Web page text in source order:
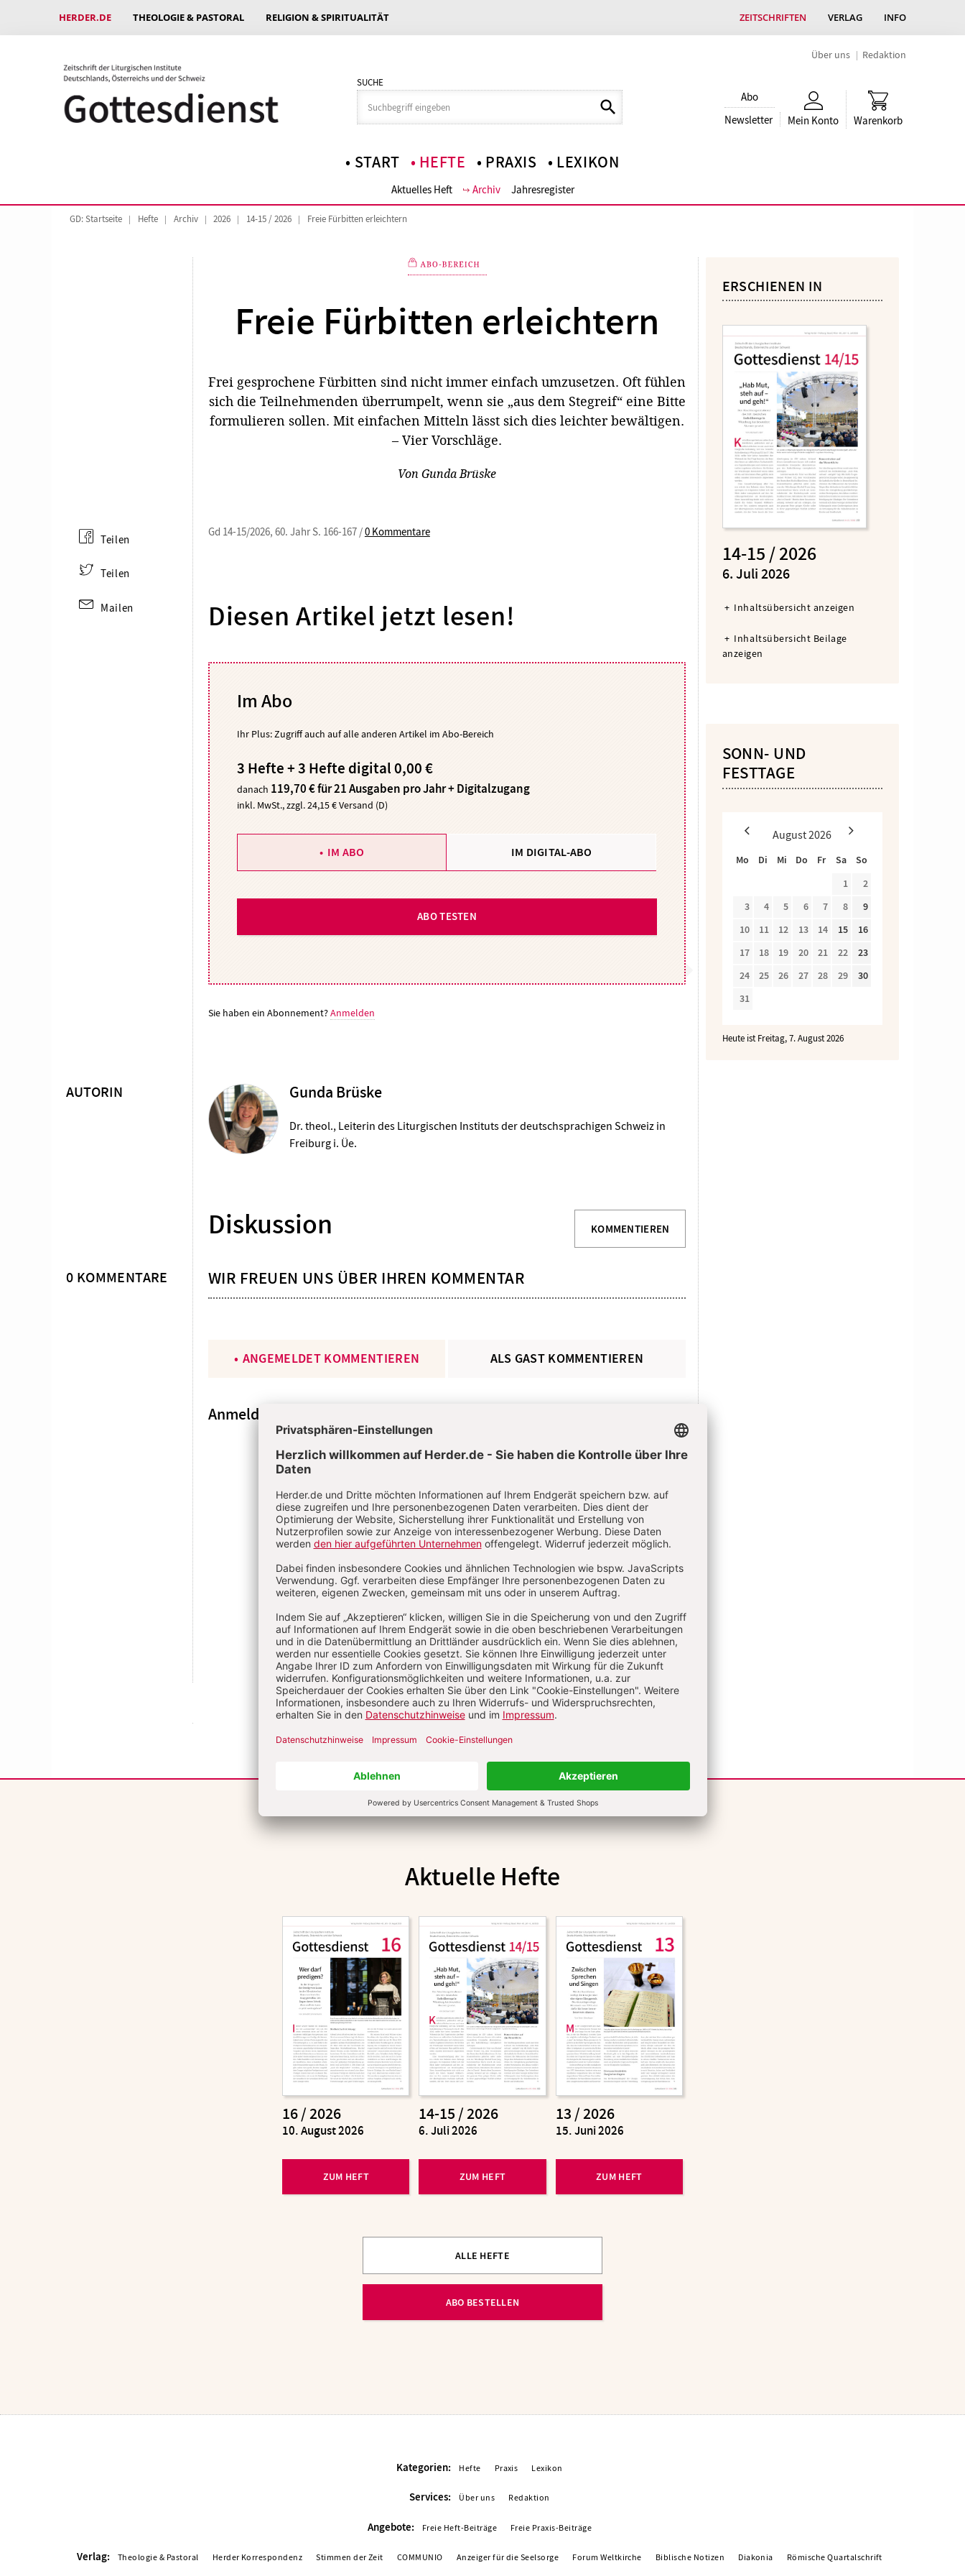
HERDER.DE THEOLOGIE & PASTORAL RELIGION & SPIRITUALITÄT ZEITSCHRIFTEN VERLAG INFO
Über uns Redaktion
SUCHE
Abo
Newsletter
Mein Konto Warenkorb
START HEFTE PRAXIS LEXIKON
Aktuelles Heft Archiv Jahresregister
GD: Startseite Hefte Archiv 2026 14-15 / 2026 Freie Fürbitten erleichtern
Freie Fürbitten erleichtern
Frei gesprochene Fürbitten sind nicht immer einfach umzusetzen. Oft fühlen
sich die Teilnehmenden überrumpelt, wenn sie „aus dem Stegreif“ eine Bitte
formulieren sollen. Mit einfachen Mitteln lässt sich dies leichter bewältigen.
– Vier Vorschläge.
Von Gunda Brüske
Gd 14-15/2026, 60. Jahr S. 166-167 /0 Kommentare
Diesen Artikel jetzt lesen!
Im Abo
Ihr Plus: Zugriff auch auf alle anderen Artikel im Abo-Bereich
3 Hefte + 3 Hefte digital 0,00 €
danach 119,70 € für 21 Ausgaben pro Jahr + Digitalzugang
inkl. MwSt., zzgl. 24,15 € Versand (D)
IM ABO IM DIGITAL-ABO
ABO TESTEN
Sie haben ein Abonnement?Anmelden
Teilen
Teilen
Mailen
Überschrift
AUTORIN Gunda Brüske
Dr. theol., Leiterin des Liturgischen Instituts der deutschsprachigen Schweiz in
Freiburg i. Üe.
Diskussion KOMMENTIEREN
0 KOMMENTARE WIR FREUEN UNS ÜBER IHREN KOMMENTAR
ANGEMELDET KOMMENTIEREN ALS GAST KOMMENTIEREN
Anmeldung
PASSWORT *
Passwort vergessen? Angemeldet bleiben
ERSCHIENEN IN
14-15 / 2026
:
6. Juli 2026
Inhaltsübersicht anzeigen
Inhaltsübersicht Beilage
anzeigen
SONN- UND
FESTTAGE
August2026
Mo Di Mi Do Fr Sa
So
1
2
3
4 5 6 7 8
9
10
11 12 13 14 15
16
17
18 19 20 21 22
23
24
25 26 27 28 29
30
31
Heute ist Freitag, 7. August 2026
Aktuelle Hefte
16 / 2026
:
10. August 2026
ZUM HEFT
14-15 / 2026
:
6. Juli 2026
ZUM HEFT
13 / 2026
:
15. Juni 2026
ZUM HEFT
ALLE HEFTE
ABO BESTELLEN
Kategorien: Hefte Praxis Lexikon
Services: Über uns Redaktion
Angebote: Freie Heft-Beiträge Freie Praxis-Beiträge
Verlag: Theologie & Pastoral Herder Korrespondenz Stimmen der Zeit COMMUNIO Anzeiger für die Seelsorge Forum Weltkirche Biblische Notizen Diakonia Römische Quartalschrift